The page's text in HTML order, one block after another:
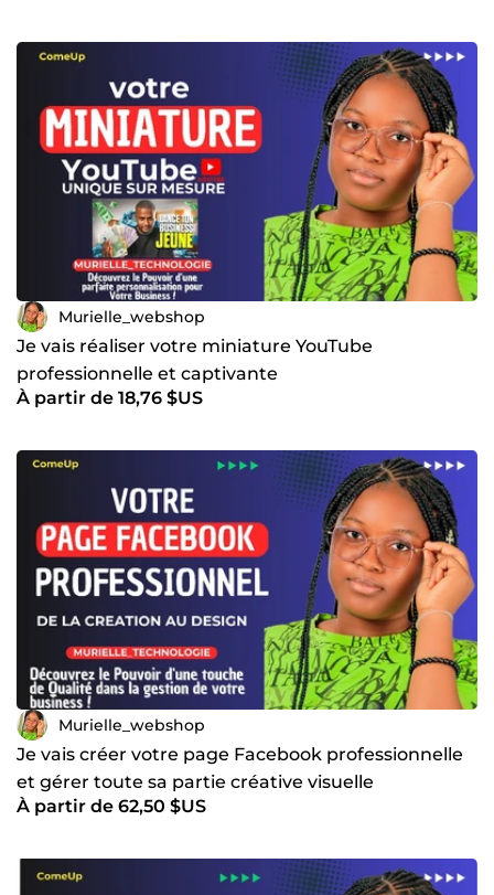
Murielle_webshop
Je vais réaliser votre miniature YouTube
professionnelle et captivante
À partir de 18,76 $US
Murielle_webshop
Je vais créer votre page Facebook professionnelle
et gérer toute sa partie créative visuelle
À partir de 62,50 $US